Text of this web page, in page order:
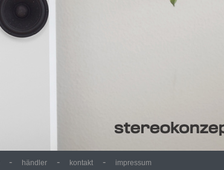
- händler - kontakt - impressum